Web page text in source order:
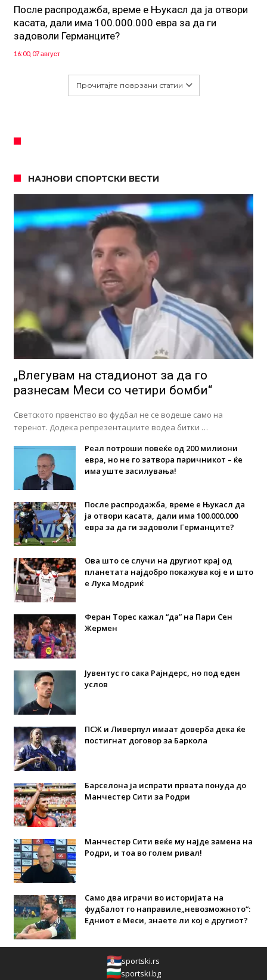
После распродажба, време е Њукасл да ја отвори
касата, дали има 100.000.000 евра за да ги
задоволи Германците?
16:00, 07 август
Прочитајте поврзани статии
НАЈНОВИ СПОРТСКИ ВЕСТИ
„Влегувам на стадионот за да го
разнесам Меси со четири бомби“
Светското првенство во фудбал не се водеше само на
теренот. Додека репрезентациите водеа битки …
Реал потроши повеќе од 200 милиони
евра, но не го затвора паричникот – ќе
има уште засилувања!
После распродажба, време е Њукасл да
ја отвори касата, дали има 100.000.000
евра за да ги задоволи Германците?
Ова што се случи на другиот крај од
планетата најдобро покажува кој е и што
е Лука Модриќ
Феран Торес кажал “да” на Пари Сен
Жермен
Јувентус го сака Рајндерс, но под еден
услов
ПСЖ и Ливерпул имаат доверба дека ќе
постигнат договор за Баркола
Барселона ја испрати првата понуда до
Манчестер Сити за Родри
Манчестер Сити веќе му најде замена на
Родри, и тоа во голем ривал!
Само два играчи во историјата на
фудбалот го направиле„невозможното“:
Едниот е Меси, знаете ли кој е другиот?
sportski.rs
sportski.bg